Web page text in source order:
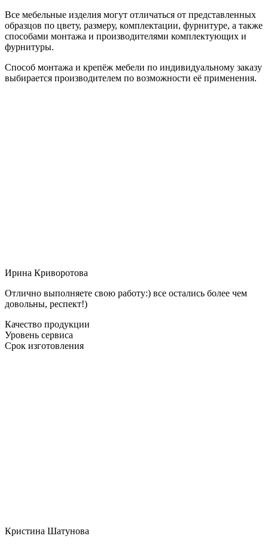
Все мебельные изделия могут отличаться от представленных
образцов по цвету, размеру, комплектации, фурнитуре, а также
способами монтажа и производителями комплектующих и
фурнитуры.
Способ монтажа и крепёж мебели по индивидуальному заказу
выбирается производителем по возможности её применения.
Ирина Криворотова
Отлично выполняете свою работу:) все остались более чем
довольны, респект!)
Качество продукции
Уровень сервиса
Срок изготовления
Кристина Шатунова